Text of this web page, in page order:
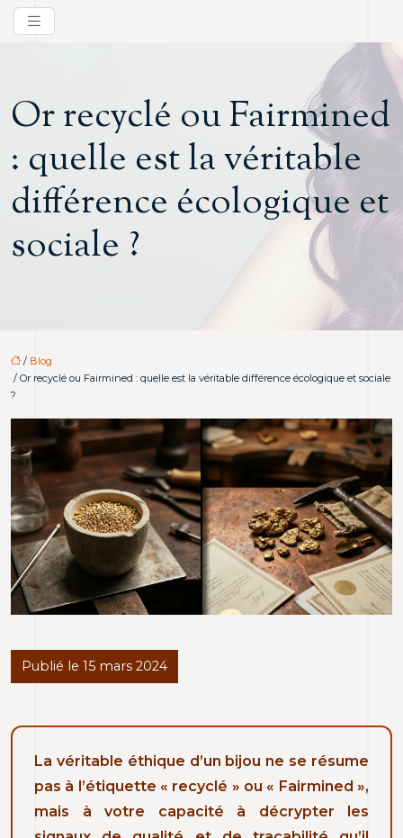
Or recyclé ou Fairmined
: quelle est la véritable
différence écologique et
sociale ?
/ Blog
/ Or recyclé ou Fairmined : quelle est la véritable différence écologique et sociale
?
Publié le 15 mars 2024
La véritable éthique d’un bijou ne se résume
pas à l’étiquette « recyclé » ou « Fairmined »,
mais à votre capacité à décrypter les